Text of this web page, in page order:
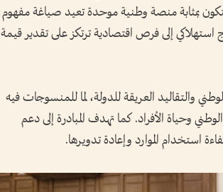
بمثابة منصة وطنية موحدة تعيد صياغة مفهوم
إلى فرص اقتصادية ترتكز على تقدير قيمة
والتقاليد العريقة للدولة، لما للمنسوجات فيه
وحياة الأفراد. كما تهدف المبادرة إلى دعم
استخدام الموارد وإعادة تدويرها.